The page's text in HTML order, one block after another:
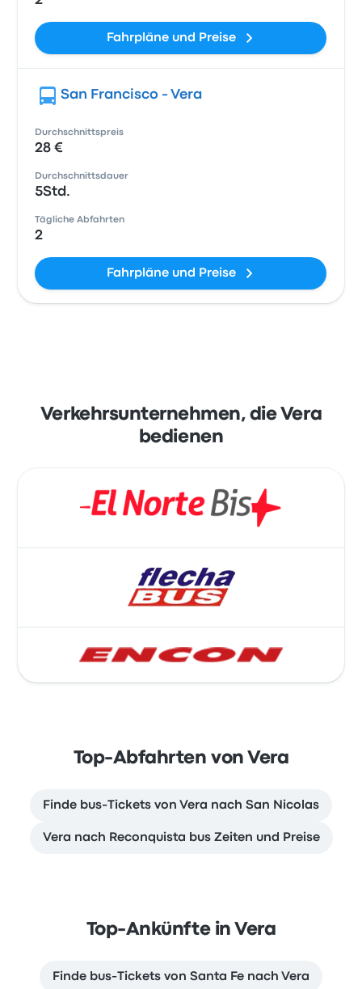
Fahrpläne und Preise
San Francisco - Vera
Durchschnittspreis
28 €
Durchschnittsdauer
5Std.
Tägliche Abfahrten
2
Fahrpläne und Preise
Verkehrsunternehmen, die Vera
bedienen
Top-Abfahrten von Vera
Finde bus-Tickets von Vera nach San Nicolas
Vera nach Reconquista bus Zeiten und Preise
Top-Ankünfte in Vera
Finde bus-Tickets von Santa Fe nach Vera